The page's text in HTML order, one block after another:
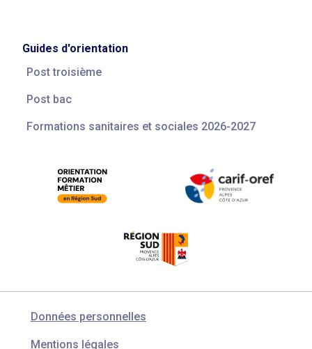
Guides d'orientation
Post troisième
Post bac
Formations sanitaires et sociales 2026-2027
Données personnelles
Mentions légales